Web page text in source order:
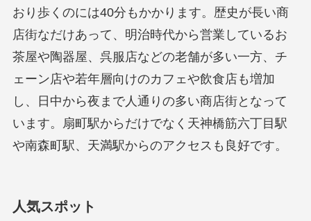
おり歩くのには40分もかかります。歴史が長い商
店街なだけあって、明治時代から営業しているお
茶屋や陶器屋、呉服店などの老舗が多い一方、チ
ェーン店や若年層向けのカフェや飲食店も増加
し、日中から夜まで人通りの多い商店街となって
います。扇町駅からだけでなく天神橋筋六丁目駅
や南森町駅、天満駅からのアクセスも良好です。
人気スポット